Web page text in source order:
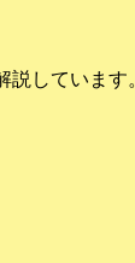
していま